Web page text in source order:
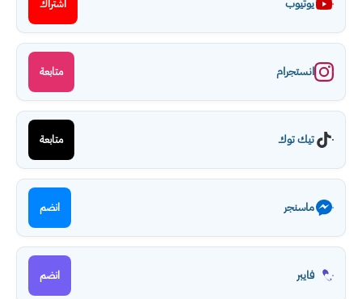
يوتيوب اشتراك
انستجرام متابعة
تيك توك متابعة
ماسنجر انضم
فايبر انضم